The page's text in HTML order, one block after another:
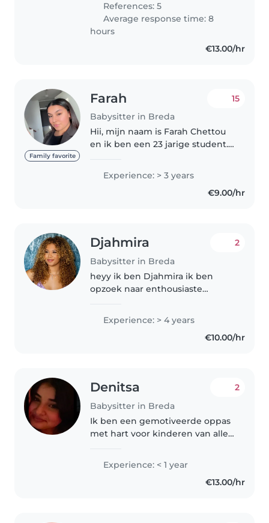
heb ik ruim tien jaar biologie..
References: 5
Average response time: 8
hours
€13.00/hr
Family favorite
Farah
Babysitter in Breda
15
Hii, mijn naam is Farah Chettou
en ik ben een 23 jarige student.
ben ongeveer sinds mijn 16e
actief als oppas. Ik geniet
oprecht van elke dag dat ik..
Experience: > 3 years
€9.00/hr
Djahmira
Babysitter in Breda
2
heyy ik ben Djahmira ik ben
opzoek naar enthousiaste
gezellig buitenspelen,
knutselen,spelletjes doen,over
hun dag willen praten noem
Experience: > 4 years
€10.00/hr
Denitsa
Babysitter in Breda
2
Ik ben een gemotiveerde oppas
met hart voor kinderen van alle
in psychologie en passie voor
tekenen, muziek en spelletjes
vind ik het leuk om iedere..
Experience: < 1 year
€13.00/hr